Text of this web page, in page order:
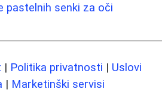
pastelnih senki za oči
| Politika privatnosti | Uslovi
| Marketinški servisi